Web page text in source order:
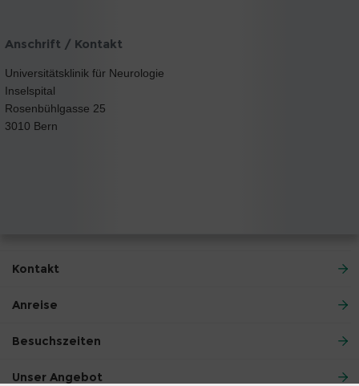
Anschrift / Kontakt
Universitätsklinik für Neurologie
Inselspital
Rosenbühlgasse 25
3010 Bern
Kontakt
Anreise
Besuchszeiten
Unser Angebot